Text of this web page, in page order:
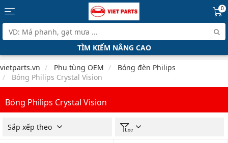
0
TÌM KIẾM NÂNG CAO
vietparts.vn Phụ tùng OEM
Bóng đèn Philips
Bóng Philips Crystal Vision
Bóng Philips Crystal Vision
Sắp xếp theo